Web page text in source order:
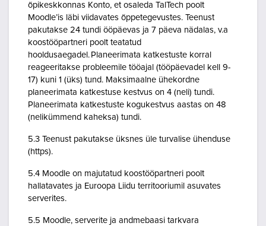
õpikeskkonnas Konto, et osaleda TalTech poolt
Moodle’is läbi viidavates õppetegevustes. Teenust
pakutakse 24 tundi ööpäevas ja 7 päeva nädalas, v.a
koostööpartneri poolt teatatud
hooldusaegadel. Planeerimata katkestuste korral
reageeritakse probleemile tööajal (tööpäevadel kell 9-
17) kuni 1 (üks) tund. Maksimaalne ühekordne
planeerimata katkestuse kestvus on 4 (neli) tundi.
Planeerimata katkestuste kogukestvus aastas on 48
(nelikümmend kaheksa) tundi.
5.3 Teenust pakutakse üksnes üle turvalise ühenduse
(https).
5.4 Moodle on majutatud koostööpartneri poolt
hallatavates ja Euroopa Liidu territooriumil asuvates
serverites.
5.5 Moodle, serverite ja andmebaasi tarkvara